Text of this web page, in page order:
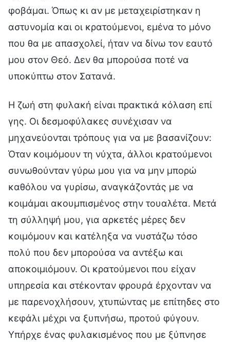
φοβάμαι. Όπως κι αν με μεταχειρίστηκαν η
αστυνομία και οι κρατούμενοι, εμένα το μόνο
που θα με απασχολεί, ήταν να δίνω τον εαυτό
μου στον Θεό. Δεν θα μπορούσα ποτέ να
υποκύπτω στον Σατανά.
Η ζωή στη φυλακή είναι πρακτικά κόλαση επί
γης. Οι δεσμοφύλακες συνέχισαν να
μηχανεύονται τρόπους για να με βασανίζουν:
Όταν κοιμόμουν τη νύχτα, άλλοι κρατούμενοι
συνωθούνταν γύρω μου για να μην μπορώ
καθόλου να γυρίσω, αναγκάζοντάς με να
κοιμάμαι ακουμπισμένος στην τουαλέτα. Μετά
τη σύλληψή μου, για αρκετές μέρες δεν
κοιμόμουν και κατέληξα να νυστάζω τόσο
πολύ που δεν μπορούσα να αντέξω και
αποκοιμιόμουν. Οι κρατούμενοι που είχαν
υπηρεσία και στέκονταν φρουρά έρχονταν να
με παρενοχλήσουν, χτυπώντας με επίτηδες στο
κεφάλι μέχρι να ξυπνήσω, προτού φύγουν.
Υπήρχε ένας φυλακισμένος που με ξύπνησε